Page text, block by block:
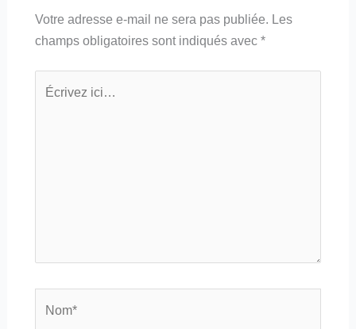
Votre adresse e-mail ne sera pas publiée. Les
champs obligatoires sont indiqués avec *
ici…